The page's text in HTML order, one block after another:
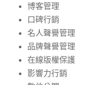
博客管理
口碑行銷
名人聲譽管理
品牌聲譽管理
在線版權保護
影響力行銷